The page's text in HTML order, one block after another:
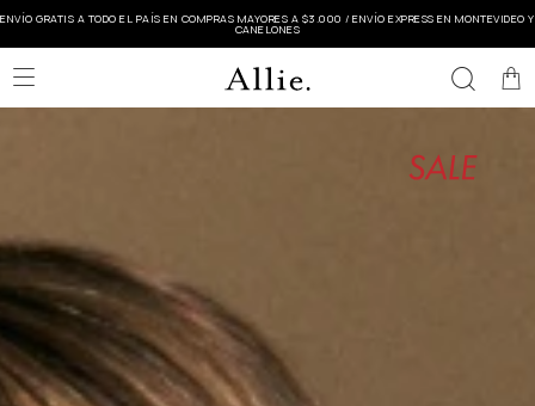
ENVÍO GRATIS A TODO EL PAÍS EN COMPRAS MAYORES A $3.000 / ENVÍO EXPRESS EN MONTEVIDEO Y
CANELONES
